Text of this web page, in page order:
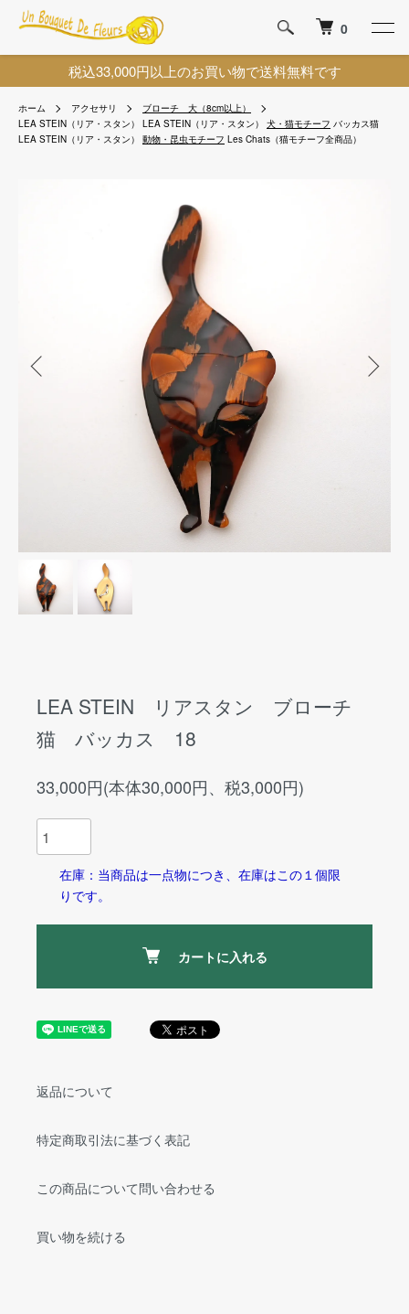
税込33,000円以上のお買い物で送料無料です
0
ホーム アクセサリ
ブローチ 大（8cm以上）
LEA STEIN（リア・スタン）
LEA STEIN（リア・スタン） 犬・猫モチーフ バッカス猫
LEA STEIN（リア・スタン）
動物・昆虫モチーフ Les Chats（猫モチーフ全商品）
LEA STEIN リアスタン ブローチ
猫 バッカス 18
33,000円(本体30,000円、税3,000円)
在庫：当商品は一点物につき、在庫はこの１個限
りです。
カートに入れる
返品について
特定商取引法に基づく表記
この商品について問い合わせる
買い物を続ける